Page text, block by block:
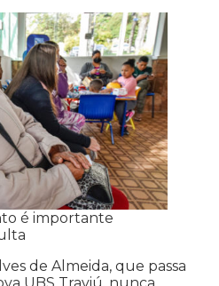
é importante
de Almeida, que passa